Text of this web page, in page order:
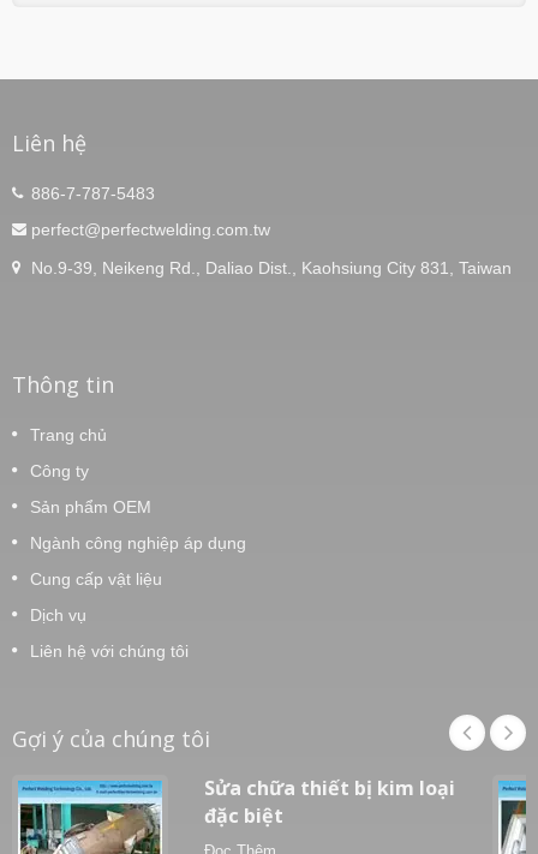
Liên hệ
886-7-787-5483
perfect@perfectwelding.com.tw
No.9-39, Neikeng Rd., Daliao Dist., Kaohsiung City 831, Taiwan
Thông tin
Trang chủ
Công ty
Sản phẩm OEM
Ngành công nghiệp áp dụng
Cung cấp vật liệu
Dịch vụ
Liên hệ với chúng tôi
Gợi ý của chúng tôi
Sửa chữa thiết bị kim loại
đặc biệt